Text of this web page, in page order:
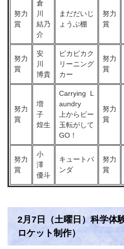
努力
賞
倉
川
結乃
介
まだだいじ
ょうぶ棚
努力
賞
努力
賞
安
川
博貴
ピカピカク
リーニング
カー
努力
賞
努力
賞
増
子
煌生
Carrying L
aundry
上からビー
玉転がして
GO！
努力
賞
努力
賞
小
澤
優斗
キュートパ
ンダ
努力
賞
2月7日（土曜日）科学体
ロケット制作）